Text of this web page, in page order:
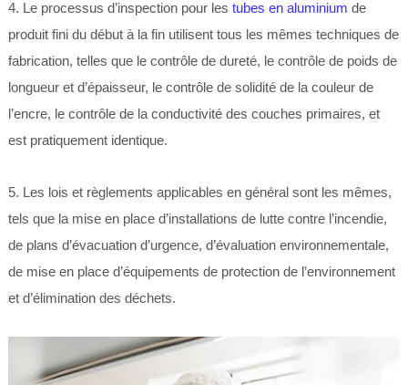
4. Le processus d’inspection pour les tubes en aluminium de
produit fini du début à la fin utilisent tous les mêmes techniques de
fabrication, telles que le contrôle de dureté, le contrôle de poids de
longueur et d’épaisseur, le contrôle de solidité de la couleur de
l’encre, le contrôle de la conductivité des couches primaires, et
est pratiquement identique.
5. Les lois et règlements applicables en général sont les mêmes,
tels que la mise en place d’installations de lutte contre l’incendie,
de plans d’évacuation d’urgence, d’évaluation environnementale,
de mise en place d’équipements de protection de l’environnement
et d’élimination des déchets.